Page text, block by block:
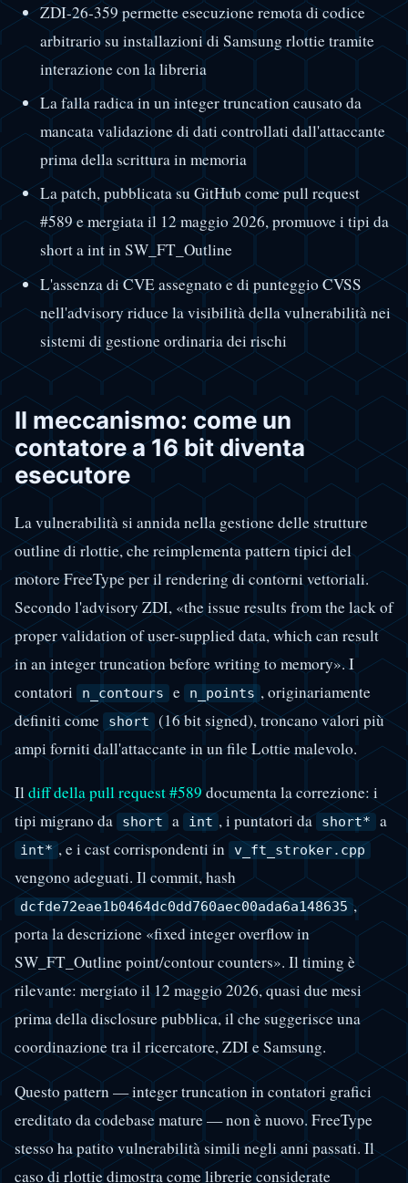
ZDI-26-359 permette esecuzione remota di codice
arbitrario su installazioni di Samsung rlottie tramite
interazione con la libreria
La falla radica in un integer truncation causato da
mancata validazione di dati controllati dall'attaccante
prima della scrittura in memoria
La patch, pubblicata su GitHub come pull request
#589 e mergiata il 12 maggio 2026, promuove i tipi da
short a int in SW_FT_Outline
L'assenza di CVE assegnato e di punteggio CVSS
nell'advisory riduce la visibilità della vulnerabilità nei
sistemi di gestione ordinaria dei rischi
Il meccanismo: come un
contatore a 16 bit diventa
esecutore
La vulnerabilità si annida nella gestione delle strutture
outline di rlottie, che reimplementa pattern tipici del
motore FreeType per il rendering di contorni vettoriali.
Secondo l'advisory ZDI, «the issue results from the lack of
proper validation of user-supplied data, which can result
in an integer truncation before writing to memory». I
contatori
n_contours e n_points , originariamente
definiti come
short
(16 bit signed), troncano valori più
ampi forniti dall'attaccante in un file Lottie malevolo.
Ildiff della pull request #589documenta la correzione: i
tipi migrano da short a int , i puntatori da short* a
int* , e i cast corrispondenti in v_ft_stroker.cpp
vengono adeguati. Il commit, hash
dcfde72eae1b0464dc0dd760aec00ada6a148635 ,
porta la descrizione «fixed integer overflow in
SW_FT_Outline point/contour counters». Il timing è
rilevante: mergiato il 12 maggio 2026, quasi due mesi
prima della disclosure pubblica, il che suggerisce una
coordinazione tra il ricercatore, ZDI e Samsung.
Questo pattern — integer truncation in contatori grafici
ereditato da codebase mature — non è nuovo. FreeType
stesso ha patito vulnerabilità simili negli anni passati. Il
caso di rlottie dimostra come librerie considerate